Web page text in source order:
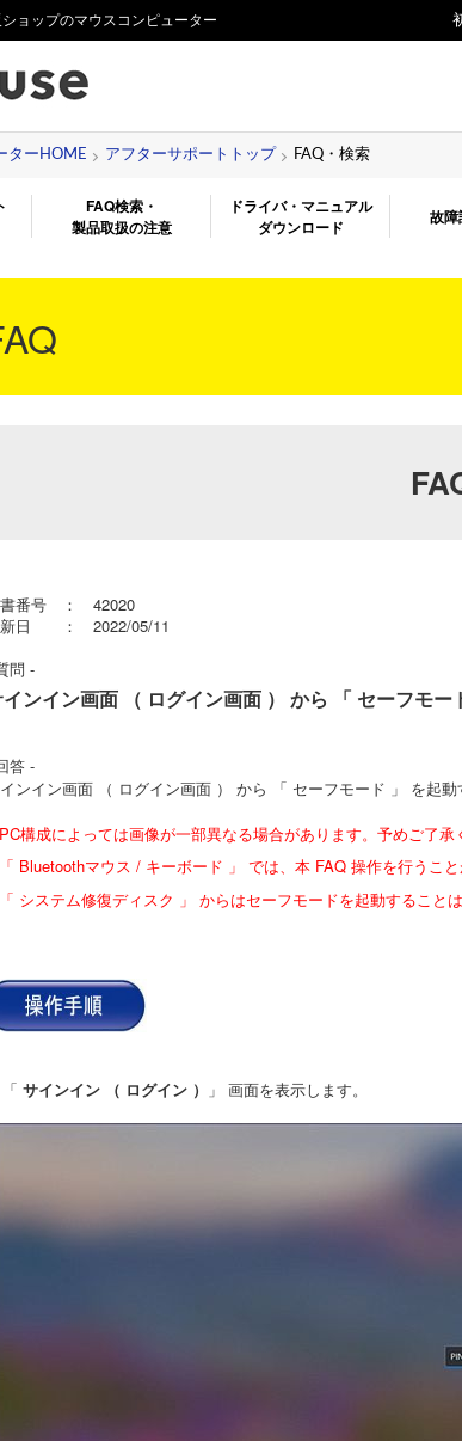
ョップのマウスコンピューター
ターHOME アフターサポートトップ FAQ・検索
FAQ検索・
製品取扱の注意
ドライバ・マニュアル
ダウンロード
故
番号 ： 42020
日 ： 2022/05/11
問 -
ンイン画面 （ ログイン画面 ） から 「 セーフモー
答 -
ンイン画面 （ ログイン画面 ） から 「 セーフモード 」 を起動
構成によっては画像が一部異なる場合があります。予めご了承
Bluetoothマウス / キーボード 」 では、本 FAQ 操作を行うこ
システム修復ディスク 」 からはセーフモードを起動すること
「 サインイン （ ログイン ） 」 画面を表示します。